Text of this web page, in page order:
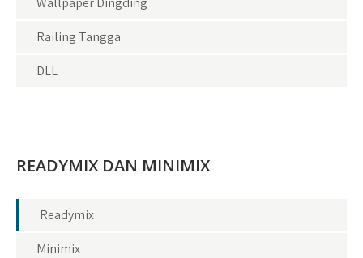
Railing Tangga
DLL
READYMIX DAN MINIMIX
Readymix
Minimix